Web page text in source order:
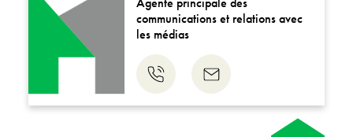
communications et relations avec
les médias
Nous
téléphoner
Nous
envoyer
un
Retour